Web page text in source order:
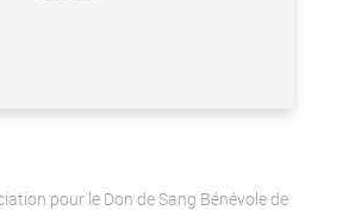
pour le Don de Sang Bénévole de